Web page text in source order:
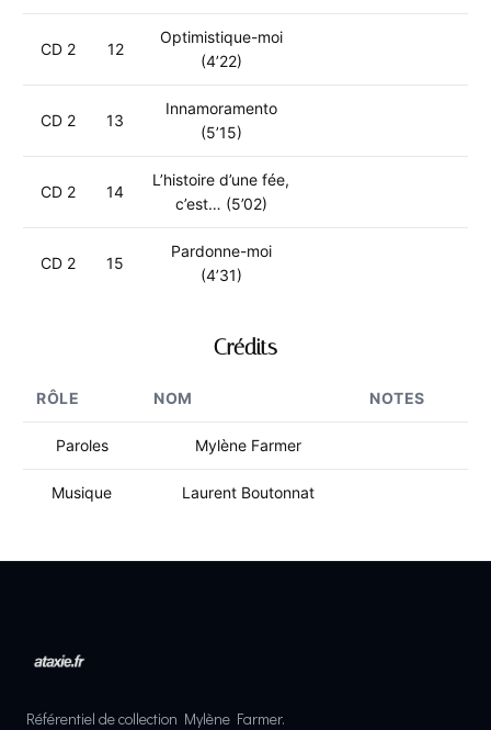
CD 2 12
Optimistique-moi
(4’22)
CD 2 13
Innamoramento
(5’15)
CD 2 14
L’histoire d’une fée,
c’est… (5’02)
CD 2 15
Pardonne-moi
(4’31)
Crédits
RÔLE NOM NOTES
Paroles Mylène Farmer
Musique Laurent Boutonnat
Référentiel de collection Mylène Farmer.